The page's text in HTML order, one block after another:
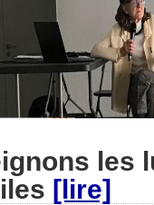
les
[lire]